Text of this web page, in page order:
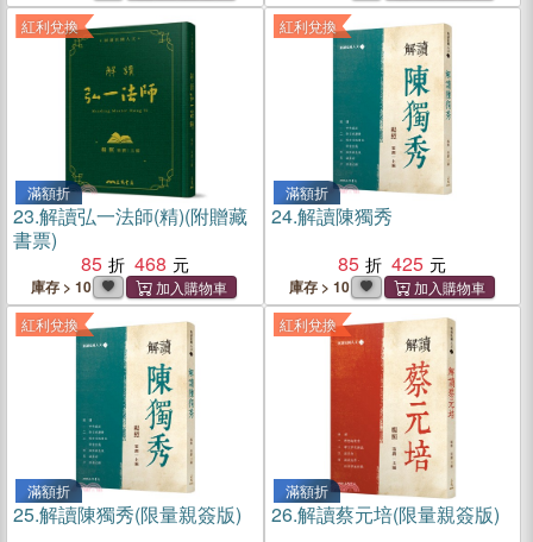
紅利兌換
滿額折
23.解讀弘一法師(精)(附贈藏
書票)
85
468
庫存 > 10
紅利兌換
滿額折
24.解讀陳獨秀
85
425
庫存 > 10
紅利兌換
滿額折
25.解讀陳獨秀(限量親簽版)
紅利兌換
滿額折
26.解讀蔡元培(限量親簽版)